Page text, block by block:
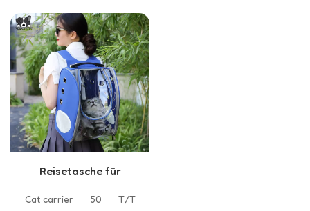
Reisetasche für
Cat carrier 50 T/T